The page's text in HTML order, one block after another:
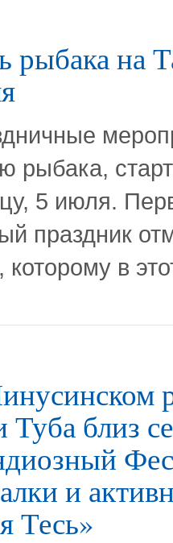
рыбака на
рыбака,
5 июля.
праздник
в
Туба близ
и
Тесь»